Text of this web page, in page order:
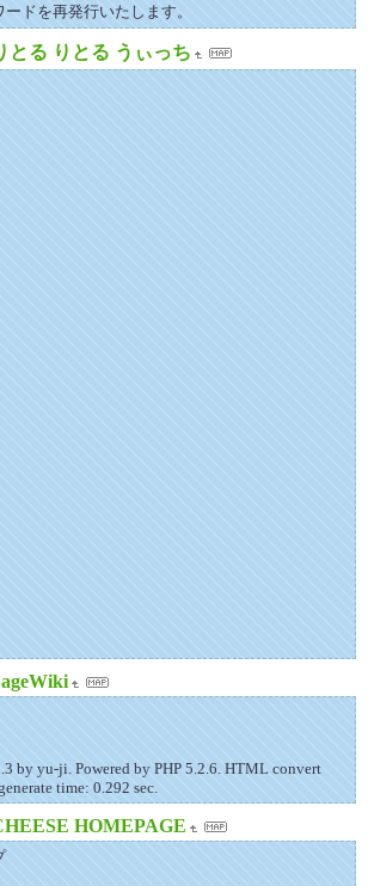
ドを再発行いたします。
とる りとる うぃっち
by yu-ji. Powered by PHP 5.2.6. HTML convert
time: 0.292 sec.
HOMEPAGE